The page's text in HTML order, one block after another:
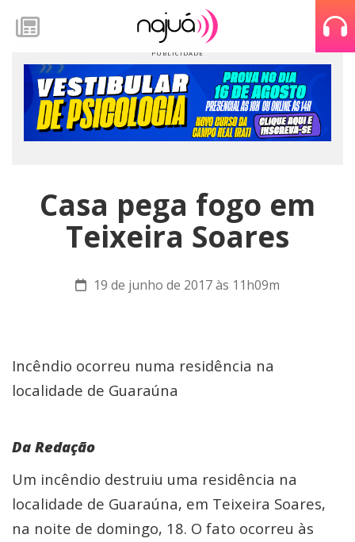
Casa pega fogo em
Teixeira Soares
19 de junho de 2017 às 11h09m
Incêndio ocorreu numa residência na
localidade de Guaraúna
Da Redação
Um incêndio destruiu uma residência na
localidade de Guaraúna, em Teixeira Soares,
na noite de domingo, 18. O fato ocorreu às